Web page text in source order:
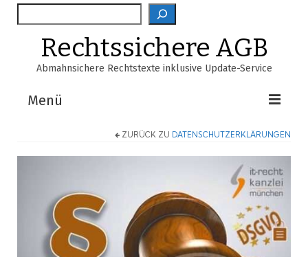
Suche
Rechtssichere AGB
Abmahnsichere Rechtstexte inklusive Update-Service
Menü
EasyScan
Über Uns
ZURÜCK ZU DATENSCHUTZERKLÄRUNGEN